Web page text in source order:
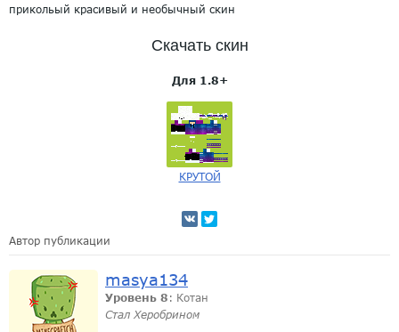
прикольый красивый и необычный скин
Скачать скин
Для 1.8+
КРУТОЙ
Автор публикации
masya134
Уровень 8 : Котан
Стал Херобрином